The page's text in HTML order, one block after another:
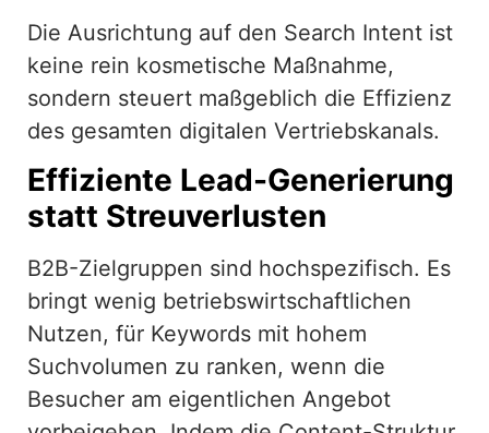
Die Ausrichtung auf den Search Intent ist
keine rein kosmetische Maßnahme,
sondern steuert maßgeblich die Effizienz
des gesamten digitalen Vertriebskanals.
Effiziente Lead-Generierung
statt Streuverlusten
B2B-Zielgruppen sind hochspezifisch. Es
bringt wenig betriebswirtschaftlichen
Nutzen, für Keywords mit hohem
Suchvolumen zu ranken, wenn die
Besucher am eigentlichen Angebot